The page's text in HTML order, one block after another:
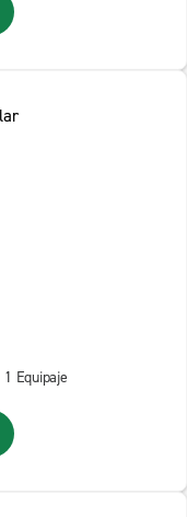
1 Equipaje